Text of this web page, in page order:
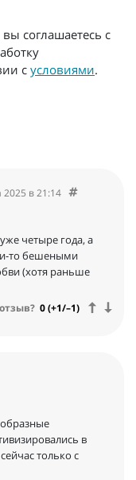
соглашаетесь с
с условиями.
2025 в 21:14
четыре года, а
то бешеными
(хотя раньше
0 (+1/–1)
в
только с